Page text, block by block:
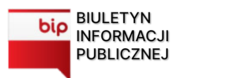
BIULETYN
INFORMACJI
PUBLICZNEJ